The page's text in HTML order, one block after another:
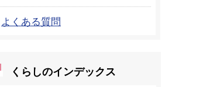
よくある質問
くらしのインデックス